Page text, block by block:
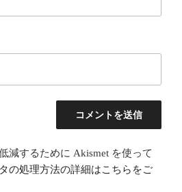
減するために Akismet を使って
の処理方法の詳細はこちらをご